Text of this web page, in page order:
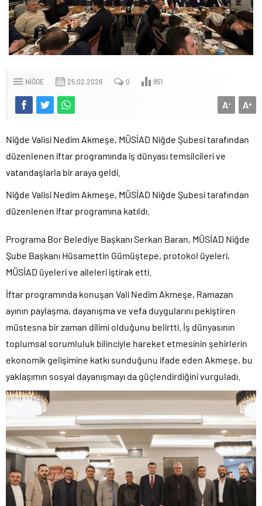
NIĞDE 25.02.2026 0 951
A+
A-
Niğde Valisi Nedim Akmeşe, MÜSİAD Niğde Şubesi tarafından
düzenlenen iftar programında iş dünyası temsilcileri ve
vatandaşlarla bir araya geldi.
Niğde Valisi Nedim Akmeşe, MÜSİAD Niğde Şubesi tarafından
düzenlenen iftar programına katıldı.
Programa Bor Belediye Başkanı Serkan Baran, MÜSİAD Niğde
Şube Başkanı Hüsamettin Gümüştepe, protokol üyeleri,
MÜSİAD üyeleri ve aileleri iştirak etti.
İftar programında konuşan Vali Nedim Akmeşe, Ramazan
ayının paylaşma, dayanışma ve vefa duygularını pekiştiren
müstesna bir zaman dilimi olduğunu belirtti. İş dünyasının
toplumsal sorumluluk bilinciyle hareket etmesinin şehirlerin
ekonomik gelişimine katkı sunduğunu ifade eden Akmeşe, bu
yaklaşımın sosyal dayanışmayı da güçlendirdiğini vurguladı.